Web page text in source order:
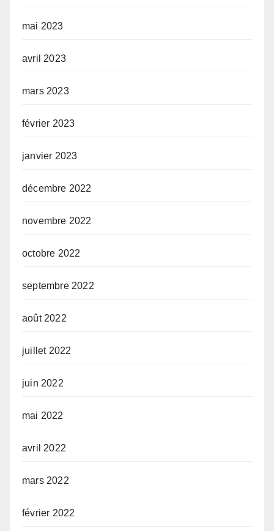
mai 2023
avril 2023
mars 2023
février 2023
janvier 2023
décembre 2022
novembre 2022
octobre 2022
septembre 2022
août 2022
juillet 2022
juin 2022
mai 2022
avril 2022
mars 2022
février 2022